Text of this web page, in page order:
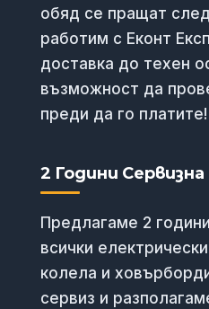
обяд се пращат
работим с Еконт
доставка до техен
възможност да
преди да го платите!
2 Години
Предлагаме 2
всички
колела и
сервиз и